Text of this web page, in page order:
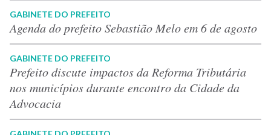
GABINETE DO PREFEITO
Agenda do prefeito Sebastião Melo em 6 de agosto
GABINETE DO PREFEITO
Prefeito discute impactos da Reforma Tributária
nos municípios durante encontro da Cidade da
Advocacia